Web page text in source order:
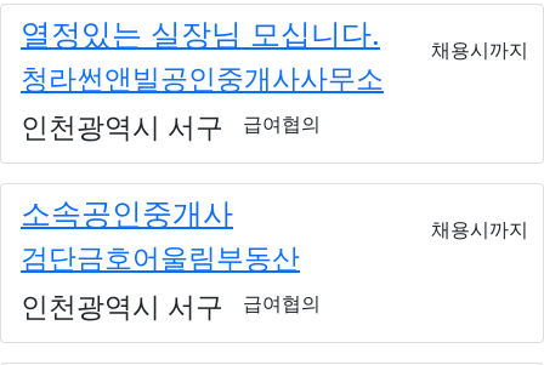
열정있는 실장님 모십니다.
청라썬앤빌공인중개사사무소
채용시까지
인천광역시 서구 급여협의
소속공인중개사
검단금호어울림부동산
채용시까지
인천광역시 서구 급여협의